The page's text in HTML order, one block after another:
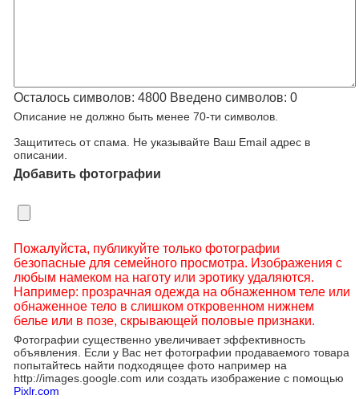
Осталось символов: 4800 Введено символов: 0
Описание не должно быть менее 70-ти символов.
Защититесь от спама. Не указывайте Ваш Email адрес в
описании.
Добавить фотографии
Пожалуйста, публикуйте только фотографии
безопасные для семейного просмотра. Изображения с
любым намеком на наготу или эротику удаляются.
Например: прозрачная одежда на обнаженном теле или
обнаженное тело в слишком откровенном нижнем
белье или в позе, скрывающей половые признаки.
Фотографии существенно увеличивает эффективность
объявления. Если у Вас нет фотографии продаваемого товара
попытайтесь найти подходящее фото например на
http://images.google.com или создать изображение с помощью
Pixlr.com